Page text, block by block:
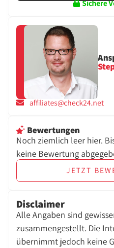
Sichere
affiliates@check24.net
Bewertungen
Noch ziemlich leer hier.
keine Bewertung
JETZT
Disclaimer
Alle Angaben sind
zusammengestellt. Die
übernimmt jedoch keine